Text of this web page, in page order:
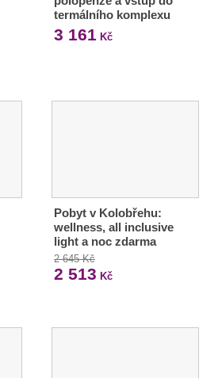
termálního komplexu
3 161 Kč
Pobyt v Kolobřehu:
wellness, all inclusive
light a noc zdarma
2 645 Kč
2 513 Kč